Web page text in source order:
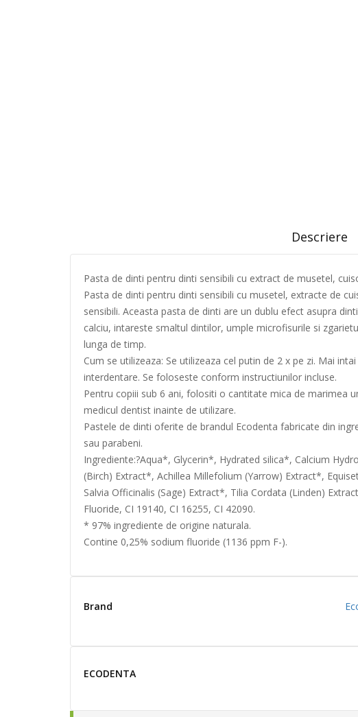
Descriere
Pasta de dinti pentru dinti sensibili cu extract de musetel,
Pasta de dinti pentru dinti sensibili cu musetel, extracte de
sensibili. Aceasta pasta de dinti are un dublu efect asupra
calciu, intareste smaltul dintilor, umple microfisurile si
lunga de timp.
Cum se utilizeaza: Se utilizeaza cel putin de 2 x pe zi. Mai
interdentare. Se foloseste conform instructiunilor incluse.
Pentru copiii sub 6 ani, folositi o cantitate mica de marimea
medicul dentist inainte de utilizare.
Pastele de dinti oferite de brandul Ecodenta fabricate din
sau parabeni.
Ingrediente:?Aqua*, Glycerin*, Hydrated silica*, Calcium
(Birch) Extract*, Achillea Millefolium (Yarrow) Extract*,
Salvia Officinalis (Sage) Extract*, Tilia Cordata (Linden)
Fluoride, CI 19140, CI 16255, CI 42090.
* 97% ingrediente de origine naturala.
Contine 0,25% sodium fluoride (1136 ppm F-).
Brand
ECODENTA